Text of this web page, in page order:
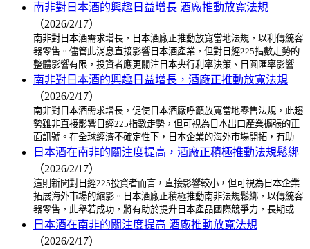
南非對日本酒的興趣日益增長 酒廠推動放寬法規
（2026/2/17）
南非對日本酒需求增長，日本酒廠正推動放寬當地法規，以利傳統容
器零售。儘管此消息直接影響日本酒產業，但對日經225指數走勢的
整體影響有限，投資者應更關注日本央行利率決策、日圓匯率影響
南非對日本酒的興趣日益增長，酒廠正推動放寬法規
（2026/2/17）
南非對日本酒需求增長，促使日本酒廠呼籲放寬當地零售法規，此趨
勢雖非直接影響日經225指數走勢，但可視為日本出口產業擴張的正
面訊號。在全球經濟不確定性下，日本企業的海外市場開拓，有助
日本酒在南非的關注度提高，酒廠正積極推動法規鬆綁
（2026/2/17）
這則新聞對日經225投資者而言，直接影響較小，但可視為日本企業
拓展海外市場的縮影。日本酒廠正積極推動南非法規鬆綁，以傳統容
器零售，此舉若成功，將有助於提升日本產品國際競爭力，長期或
日本酒在南非的關注度提高 酒廠推動放寬法規
（2026/2/17）